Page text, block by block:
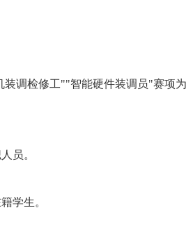
检修工""智能硬件装调员"赛项
员。
学生。